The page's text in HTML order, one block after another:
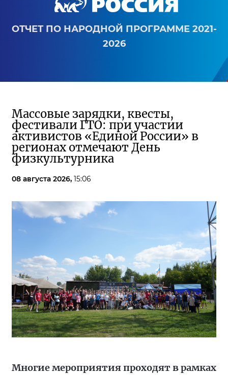
ОТЧЕТ ПО НАРОДНОЙ ПРОГРАММЕ 2021-
2026
Массовые зарядки, квесты,
фестивали ГТО: при участии
активистов «Единой России» в
регионах отмечают День
физкультурника
08 августа 2026, 15:06
Многие мероприятия проходят в рамках